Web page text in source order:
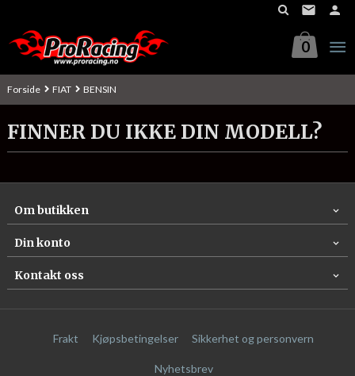
innholdet
0
Forside FIAT BENSIN
FINNER DU IKKE DIN MODELL?
Om butikken
Din konto
Kontakt oss
Frakt Kjøpsbetingelser Sikkerhet og personvern
Nyhetsbrev